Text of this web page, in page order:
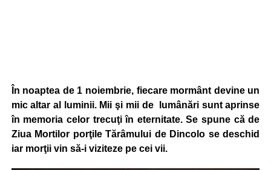
În noaptea de 1 noiembrie, fiecare mormânt devine un
mic altar al luminii. Mii şi mii de lumânări sunt aprinse
în memoria celor trecuţi în eternitate. Se spune că de
Ziua Mortilor porţile Tărâmului de Dincolo se deschid
iar morţii vin să-i viziteze pe cei vii.